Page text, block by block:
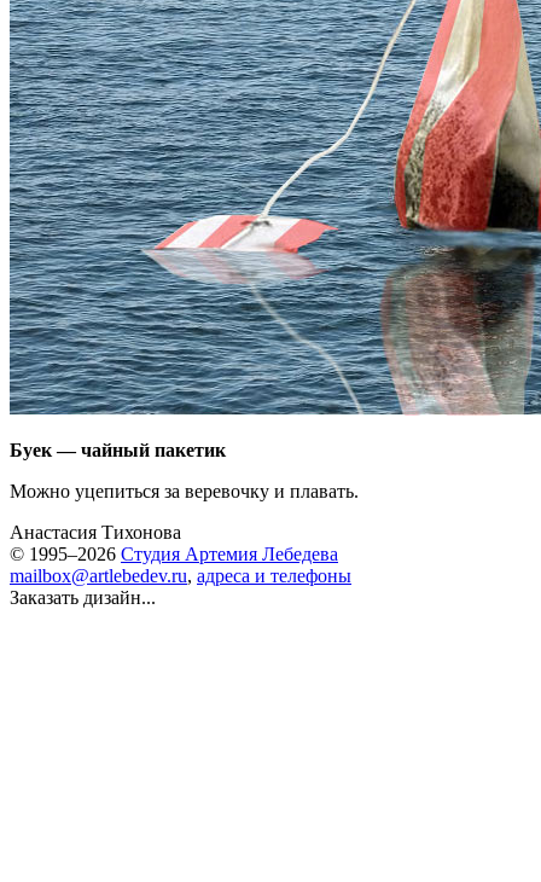
Буек — чайный пакетик
Можно уцепиться за веревочку и плавать.
Анастасия Тихонова
© 1995–2026 Студия Артемия Лебедева
mailbox@artlebedev.ru, адреса и телефоны
Заказать дизайн...